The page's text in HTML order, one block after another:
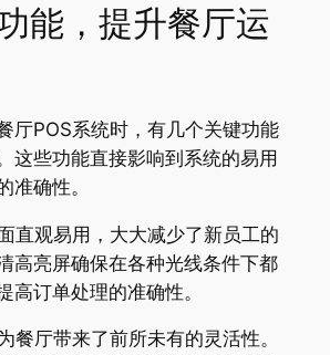
能，提升餐厅运
厅POS系统时，有几个关键功能
这些功能直接影响到系统的易用
准确性。
直观易用，大大减少了新员工的
高亮屏确保在各种光线条件下都
高订单处理的准确性。
餐厅带来了前所未有的灵活性。